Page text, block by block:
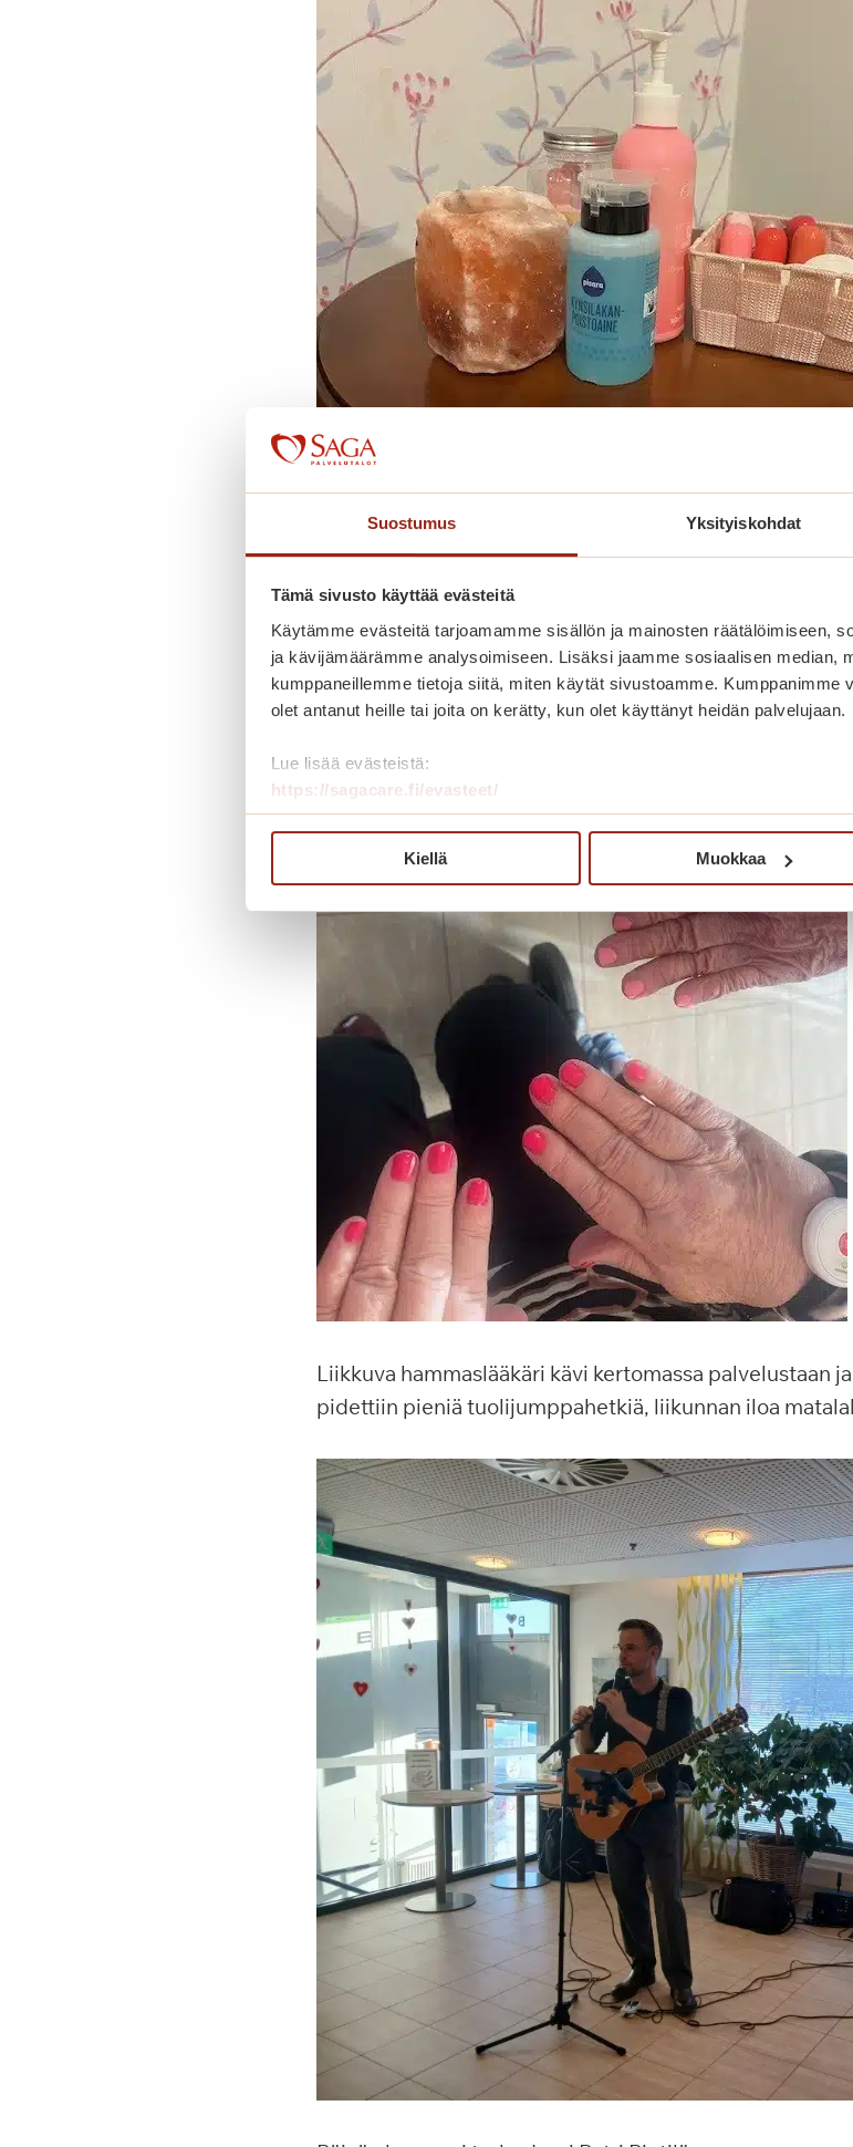
Suostumus Yksityiskohdat
Tämä sivusto käyttää evästeitä
Käytämme evästeitä tarjoamamme sisällön ja mainosten räätälöimiseen,
ja kävijämäärämme analysoimiseen. Lisäksi jaamme sosiaalisen median,
kumppaneillemme tietoja siitä, miten käytät sivustoamme. Kumppanimme
olet antanut heille tai joita on kerätty, kun olet käyttänyt heidän palvelujaan.
Lue lisää evästeistä:
https://sagacare.fi/evasteet/
Kiellä Muokkaa
Kynsistudio oli super suosittu- peräti 19 asiakasta kävi
Liikkuva hammaslääkäri kävi kertomassa palvelustaan
pidettiin pieniä tuolijumppahetkiä, liikunnan iloa